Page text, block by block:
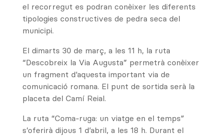
el recorregut es podran conèixer les diferents
tipologies constructives de pedra seca del
municipi.
El dimarts 30 de març, a les 11 h, la ruta
“Descobreix la Via Augusta” permetrà conèixer
un fragment d’aquesta important via de
comunicació romana. El punt de sortida serà la
placeta del Camí Reial.
La ruta “Coma-ruga: un viatge en el temps”
s’oferirà dijous 1 d’abril, a les 18 h. Durant el